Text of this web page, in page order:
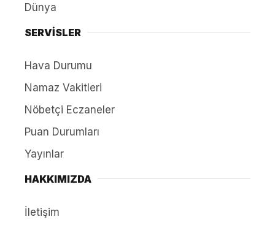
Dünya
SERVİSLER
Hava Durumu
Namaz Vakitleri
Nöbetçi Eczaneler
Puan Durumları
Yayınlar
HAKKIMIZDA
İletişim